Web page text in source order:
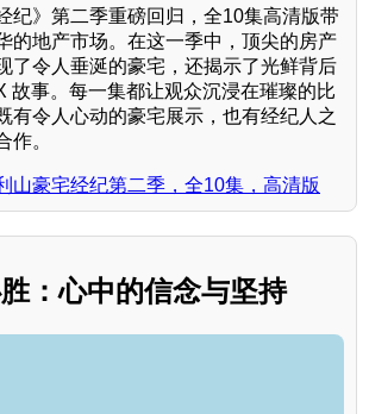
纪》第二季重磅回归，全10集高清版带
的地产市场。在这一季中，顶尖的房产
了令人垂涎的豪宅，还揭示了光鲜背后
故事。每一集都让观众沉浸在璀璨的比
有令人心动的豪宅展示，也有经纪人之
作。
山豪宅经纪第二季，全10集，高清版
：心中的信念与坚持